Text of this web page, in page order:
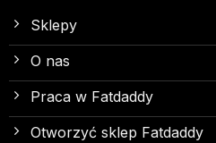
Sklepy
O nas
Praca w Fatdaddy
Otworzyć sklep Fatdaddy